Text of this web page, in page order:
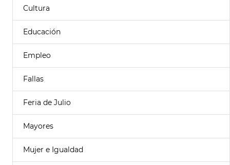
Cultura
Educación
Empleo
Fallas
Feria de Julio
Mayores
Mujer e Igualdad